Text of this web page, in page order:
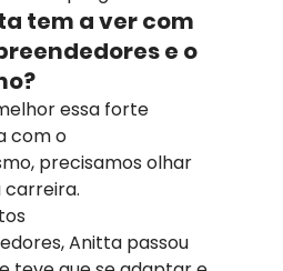
tem a ver com
e o
essa forte
com o
precisamos olhar
carreira.
Anitta passou